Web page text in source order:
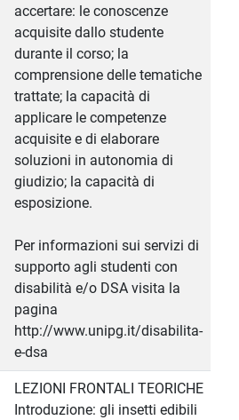
accertare: le conoscenze
acquisite dallo studente
durante il corso; la
comprensione delle tematiche
trattate; la capacità di
applicare le competenze
acquisite e di elaborare
soluzioni in autonomia di
giudizio; la capacità di
esposizione.
Per informazioni sui servizi di
supporto agli studenti con
disabilità e/o DSA visita la
pagina
http://www.unipg.it/disabilita-
e-dsa
LEZIONI FRONTALI TEORICHE
Introduzione: gli insetti edibili